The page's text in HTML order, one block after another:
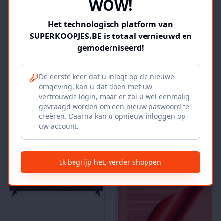
APPLE IPHONE SE 32GB
doorEuroshopmarket
€243.00 3
In winkelmand
GORENJE NRS9182MX
KÜHLGERÄT
door Euroshopmarket
Belgium
€705.00
In winkelmand
Vergelijk
WOW!
Het technologisch platform van
SUPERKOOPJES.BE is totaal vernieuwd en
gemoderniseerd!
De eerste keer dat u inlogt op de nieuwe
omgeving, kan u dat doen met uw
vertrouwde login, maar er zal u wel eenmalig
gevraagd worden om een nieuw paswoord te
creëren. Daarna kan u opnieuw inloggen op
uw account.
Ik begrijp het, verder shoppen